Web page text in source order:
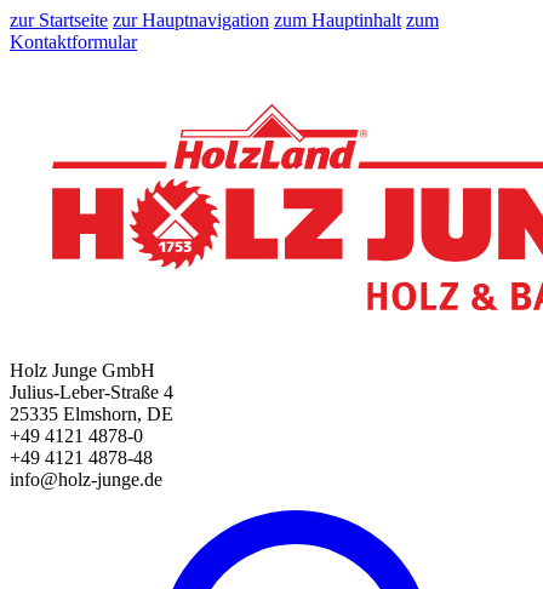
zur Startseite zur Hauptnavigation zum Hauptinhalt zum
Kontaktformular
Holz Junge GmbH
Julius-Leber-Straße 4
25335 Elmshorn, DE
+49 4121 4878-0
+49 4121 4878-48
info@holz-junge.de